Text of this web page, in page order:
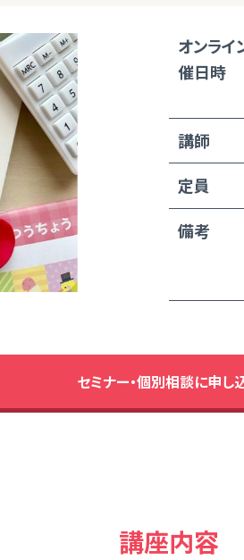
オンライ
催日時
講師
定員
備考
セミナー・個別相談に申し
講座内容